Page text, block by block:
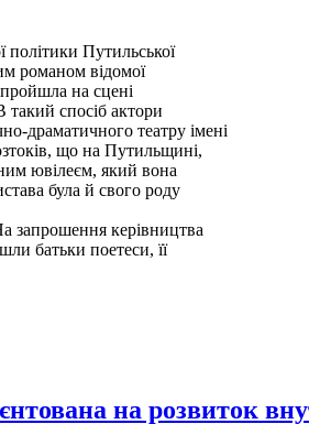
політики Путильської
романом відомої
на сцені
спосіб актори
драматичного театру імені
що на Путильщині,
ювілеєм, який вона
була й свого роду
запрошення керівництва
батьки поетеси, її
на розвиток